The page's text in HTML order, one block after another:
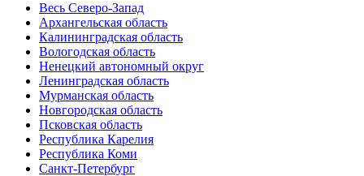
Весь Северо-Запад
Архангельская область
Калининградская область
Вологодская область
Ненецкий автономный округ
Ленинградская область
Мурманская область
Новгородская область
Псковская область
Республика Карелия
Республика Коми
Санкт-Петербург